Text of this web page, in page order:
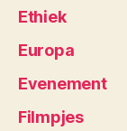
Ethiek
Europa
Evenement
Filmpjes